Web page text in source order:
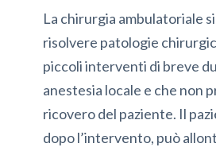
La chirurgia ambulatoriale
risolvere patologie
piccoli interventi di breve
anestesia locale e che non
ricovero del paziente. Il
dopo l’intervento, può